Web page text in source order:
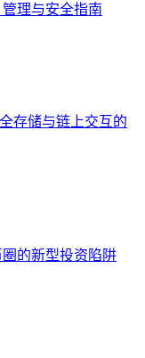
理与安全指南
存储与链上交互的
的新型投资陷阱